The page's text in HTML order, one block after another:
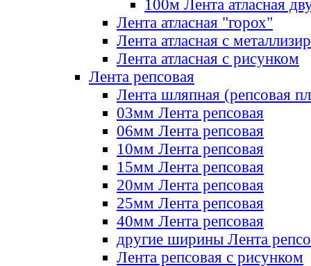
100м Лента атласная
Лента атласная "горох"
Лента атласная с
Лента атласная с рисунком
Лента репсовая
Лента шляпная (репсовая
03мм Лента репсовая
06мм Лента репсовая
10мм Лента репсовая
15мм Лента репсовая
20мм Лента репсовая
25мм Лента репсовая
40мм Лента репсовая
другие ширины Лента
Лента репсовая с рисунком